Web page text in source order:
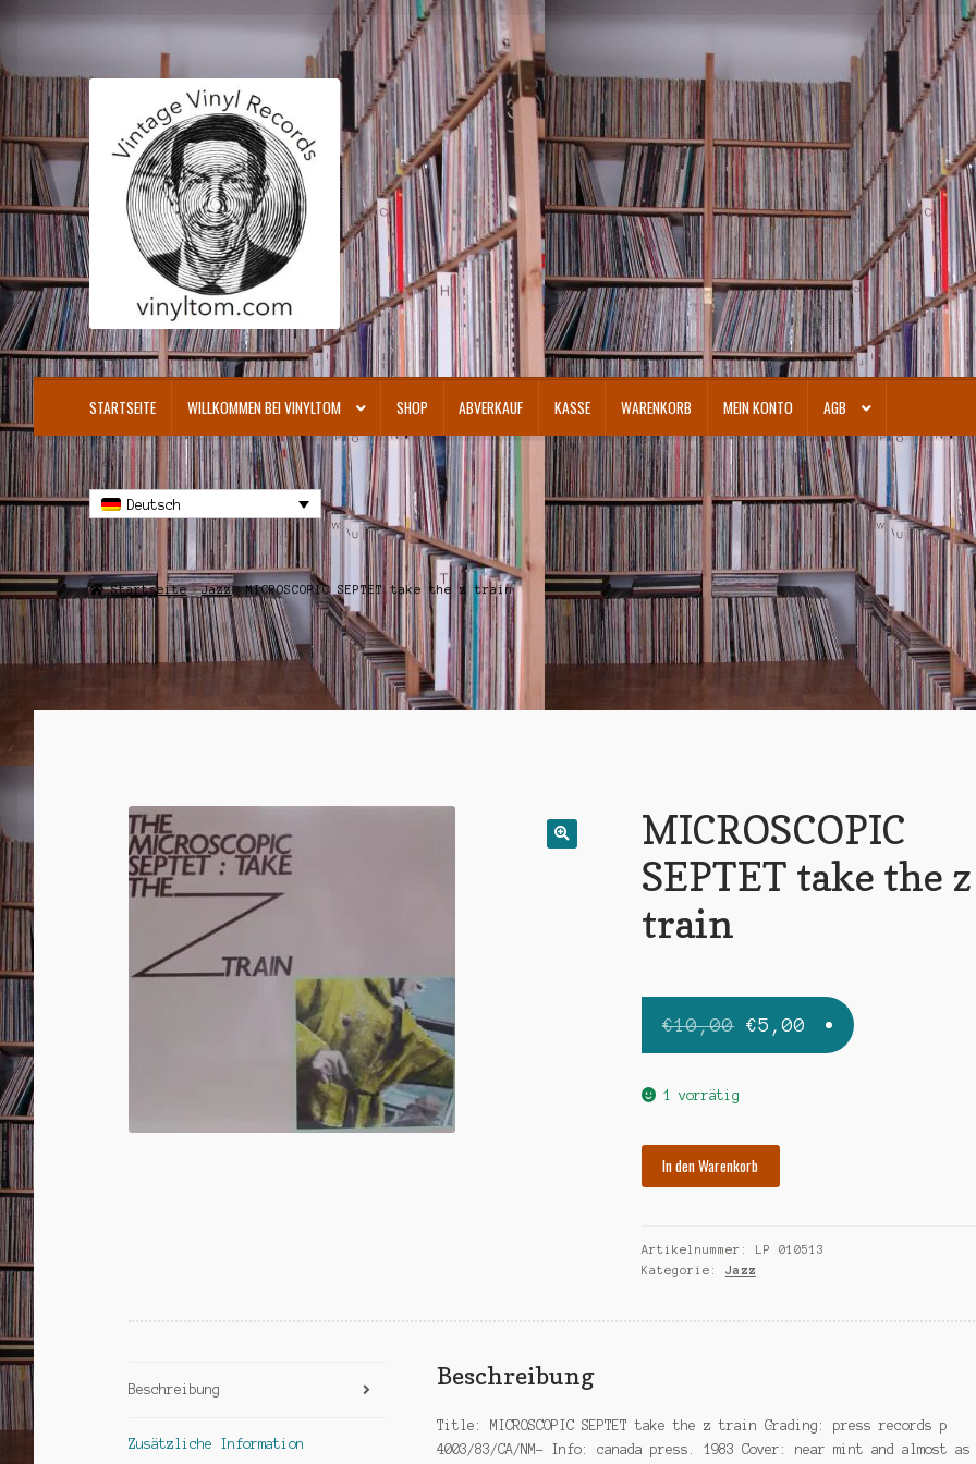
Zur
Navigation
springen
Zum
springen
STARTSEITE WILLKOMMEN BEI VINYLTOM SHOP ABVERKAUF KASSE WARENKORB MEIN KONTO AGB
Deutsch
Startseite Jazz MICROSCOPIC SEPTET take the z train
ANGEBOT!
MICROSCOPIC
SEPTET take the z
train
€10,00 Ursprünglicher
Preis
€5,00 Aktueller
Preis
1 vorrätig
z
train
In den Warenkorb
Artikelnummer:
LP 010513
Kategorie: Jazz
Beschreibung
Zusätzliche Information
Beschreibung
Title: MICROSCOPIC SEPTET take the z train Grading: press records p
4003/83/CA/NM- Info: canada press. 1983 Cover: near mint and almost as